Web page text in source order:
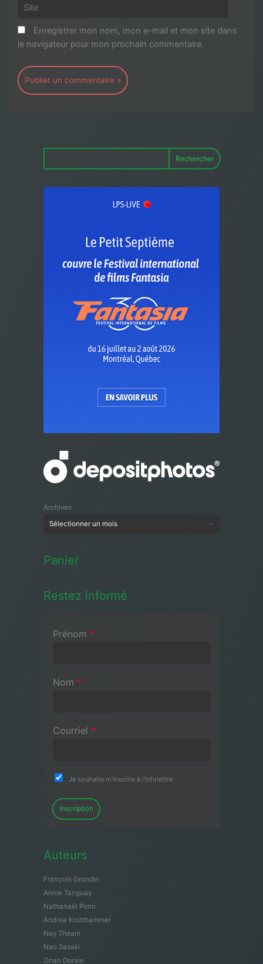
Site
Enregistrer mon nom, mon e-mail et mon site dans
le navigateur pour mon prochain commentaire.
Rechercher
Archives
Panier
Restez informé
Prénom *
Nom *
Courriel *
Je souhaite m'inscrire à l'infolettre
Inscription
Auteurs
François Grondin
Annie Tanguay
Nathanaël Pono
Andrea Krotthammer
Nay Theam
Nao Sasaki
Orian Dorais